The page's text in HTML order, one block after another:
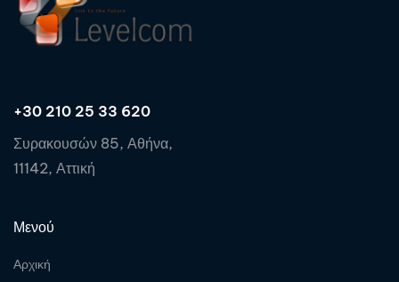
+30 210 25 33 620
Συρακουσών 85, Αθήνα,
11142, Αττική
Μενού
Αρχική